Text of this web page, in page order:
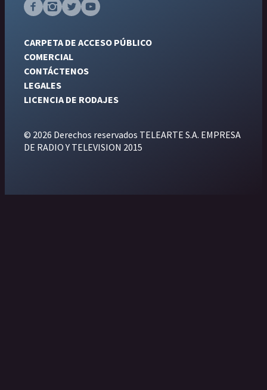
CARPETA DE ACCESO PÚBLICO
COMERCIAL
CONTÁCTENOS
LEGALES
LICENCIA DE RODAJES
© 2026 Derechos reservados TELEARTE S.A. EMPRESA
DE RADIO Y TELEVISION 2015